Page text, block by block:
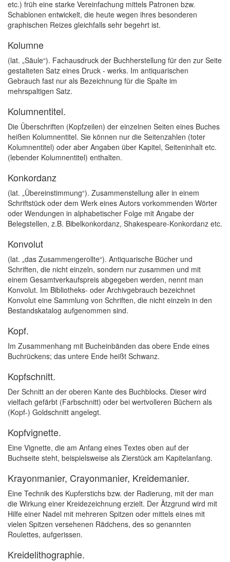
etc.) früh eine starke Vereinfachung mittels Patronen bzw.
Schablonen entwickelt, die heute wegen ihres besonderen
graphischen Reizes gleichfalls sehr begehrt ist.
Kolumne
(lat. „Säule“). Fachausdruck der Buchherstellung für den zur Seite
gestalteten Satz eines Druck - werks. Im antiquarischen
Gebrauch fast nur als Bezeichnung für die Spalte im
mehrspaltigen Satz.
Kolumnentitel.
Die Überschriften (Kopfzeilen) der einzelnen Seiten eines Buches
heißen Kolumnentitel. Sie können nur die Seitenzahlen (toter
Kolumnentitel) oder aber Angaben über Kapitel, Seiteninhalt etc.
(lebender Kolumnentitel) enthalten.
Konkordanz
(lat. „Übereinstimmung“). Zusammenstellung aller in einem
Schriftstück oder dem Werk eines Autors vorkommenden Wörter
oder Wendungen in alphabetischer Folge mit Angabe der
Belegstellen, z.B. Bibelkonkordanz, Shakespeare-Konkordanz etc.
Konvolut
(lat. „das Zusammengerollte“). Antiquarische Bücher und
Schriften, die nicht einzeln, sondern nur zusammen und mit
einem Gesamtverkaufspreis abgegeben werden, nennt man
Konvolut. Im Bibliotheks- oder Archivgebrauch bezeichnet
Konvolut eine Sammlung von Schriften, die nicht einzeln in den
Bestandskatalog aufgenommen sind.
Kopf.
Im Zusammenhang mit Bucheinbänden das obere Ende eines
Buchrückens; das untere Ende heißt Schwanz.
Kopfschnitt.
Der Schnitt an der oberen Kante des Buchblocks. Dieser wird
vielfach gefärbt (Farbschnitt) oder bei wertvolleren Büchern als
(Kopf-) Goldschnitt angelegt.
Kopfvignette.
Eine Vignette, die am Anfang eines Textes oben auf der
Buchseite steht, beispielsweise als Zierstück am Kapitelanfang.
Krayonmanier, Crayonmanier, Kreidemanier.
Eine Technik des Kupferstichs bzw. der Radierung, mit der man
die Wirkung einer Kreidezeichnung erzielt. Der Ätzgrund wird mit
Hilfe einer Nadel mit mehreren Spitzen oder mittels eines mit
vielen Spitzen versehenen Rädchens, des so genannten
Roulettes, aufgerissen.
Kreidelithographie.